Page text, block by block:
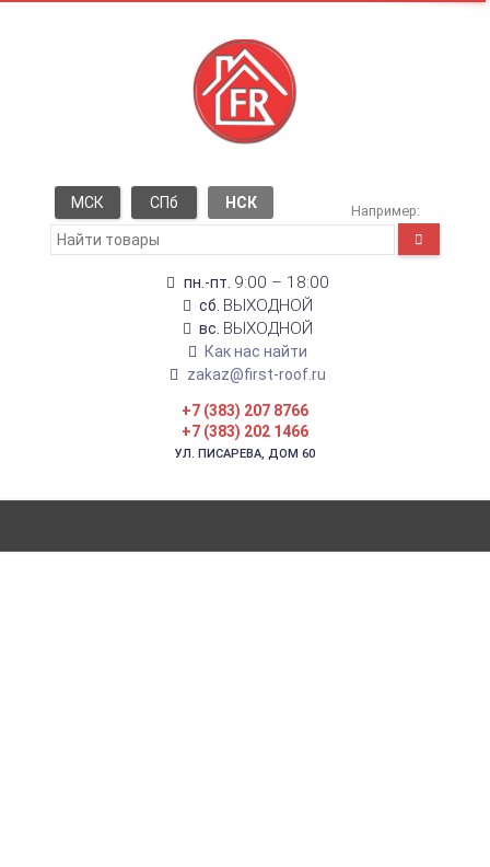
МСК СПб НСК Например:
пн.-пт. 9:00 – 18:00
сб. ВЫХОДНОЙ
вс. ВЫХОДНОЙ
Как нас найти
zakaz@first-roof.ru
+7 (383) 207 8766
+7 (383) 202 1466
УЛ. ПИСАРЕВА, ДОМ 60